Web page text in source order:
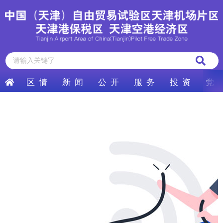
区 情 新 闻 公 开 服 务 投 资 党